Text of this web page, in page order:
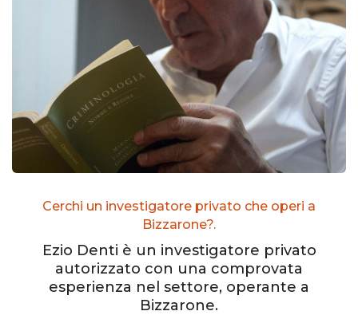
Cerchi un investigatore privato che operi a
Bizzarone?.
Ezio Denti è un investigatore privato
autorizzato con una comprovata
esperienza nel settore, operante a
Bizzarone.